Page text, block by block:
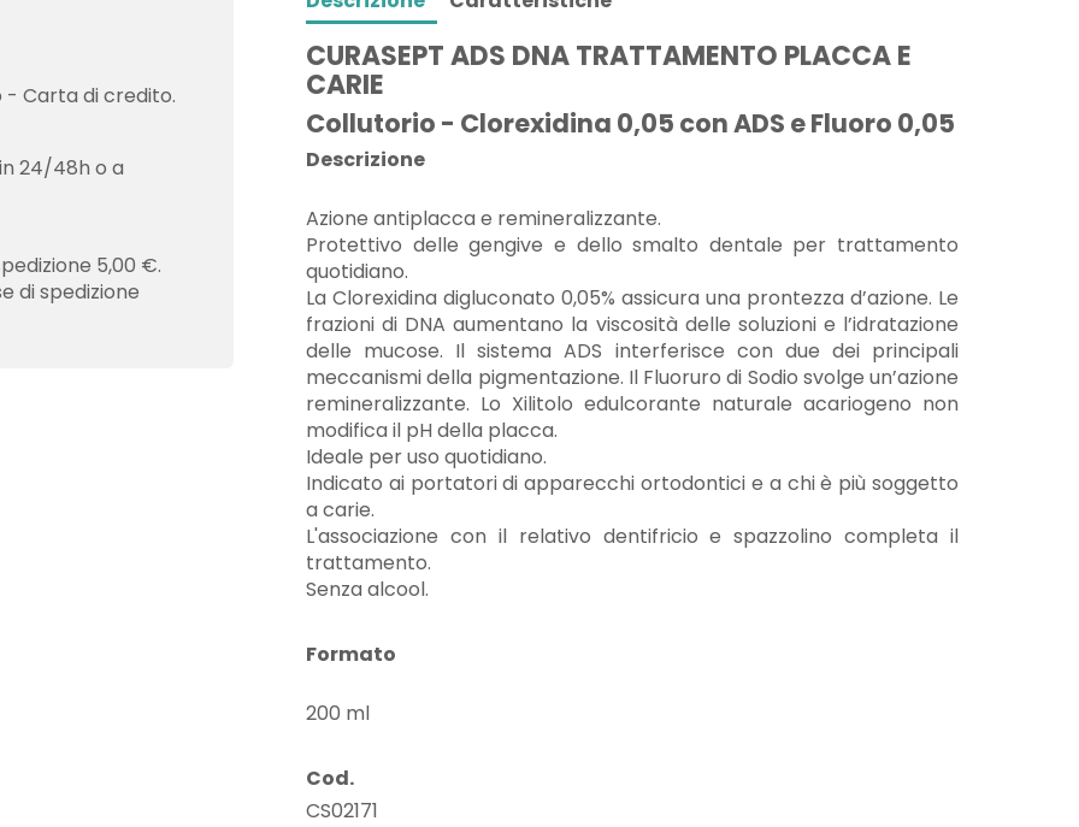
CURASEPT ADS DNA TRATTAMENTO PLACCA E
CARIE
Collutorio - Clorexidina 0,05 con ADS e Fluoro 0,05
Descrizione
Azione antiplacca e remineralizzante.
Protettivo delle gengive e dello smalto dentale per trattamento
quotidiano.
La Clorexidina digluconato 0,05% assicura una prontezza d’azione. Le
frazioni di DNA aumentano la viscosità delle soluzioni e l’idratazione
delle mucose. Il sistema ADS interferisce con due dei principali
meccanismi della pigmentazione. Il Fluoruro di Sodio svolge un’azione
remineralizzante. Lo Xilitolo edulcorante naturale acariogeno non
modifica il pH della placca.
Ideale per uso quotidiano.
Indicato ai portatori di apparecchi ortodontici e a chi è più soggetto
a carie.
L'associazione con il relativo dentifricio e spazzolino completa il
trattamento.
Senza alcool.
Formato
200 ml
Cod.
CS02171
- Carta di credito.
24/48h o a
5,00 €.
di spedizione